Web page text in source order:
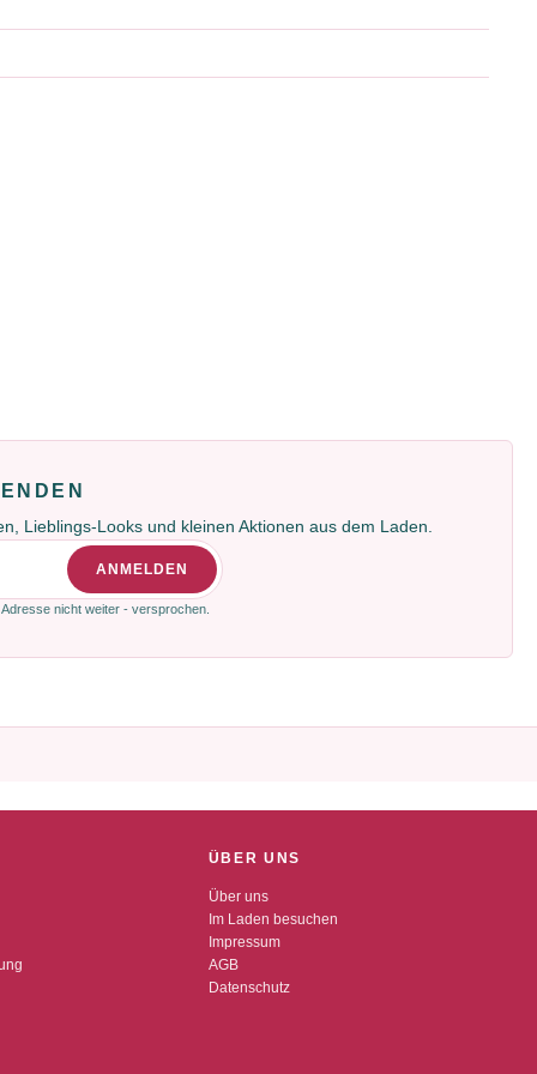
Lieblings-Looks und kleinen Aktionen aus dem Laden.
ANMELDEN
nicht weiter - versprochen.
ÜBER UNS
Über uns
Im Laden besuchen
Impressum
AGB
Datenschutz